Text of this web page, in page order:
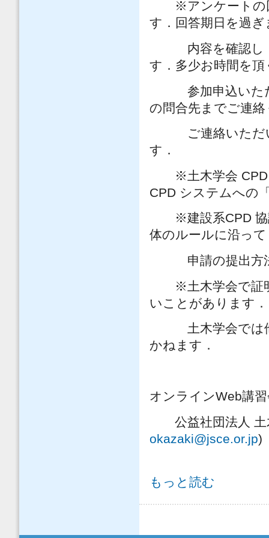
※アンケートの回
す．回答期日を過
内容を確認し，
す．多少お時間を
参加申込いただ
の問合先までご連
ご連絡いただい
す．
※土木学会 CPD
CPD システムへの
※建設系CPD 協
体のルールに沿っ
申請の提出方法
※土木学会で証明
いことがあります．
土木学会では他
かねます．
オンラインWeb講
公益社団法人 土
okazaki@jsce.or.jp)
「舗装工学ライブラリー18 ブロッ
もっと読む